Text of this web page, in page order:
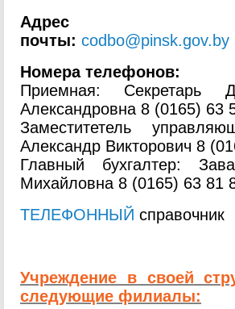
Адрес
почты: codbo@pinsk.gov.by
Номера телефонов:
Приемная: Секретарь
Александровна 8 (0165) 63
Заместитетель
Александр Викторович 8
Главный бухгалтер:
Михайловна 8 (0165) 63 81
ТЕЛЕФОННЫЙ справочник
Учреждение в своей
следующие филиалы: